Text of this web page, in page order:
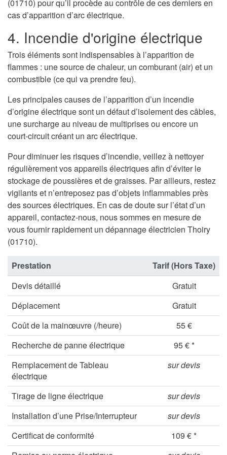
(01710) pour qu’il procède au contrôle de ces derniers en
cas d’apparition d’arc électrique.
4. Incendie d'origine électrique
Trois éléments sont indispensables à l’apparition de
flammes : une source de chaleur, un comburant (air) et un
combustible (ce qui va prendre feu).
Les principales causes de l’apparition d’un incendie
d’origine électrique sont un défaut d’isolement des câbles,
une surcharge au niveau de multiprises ou encore un
court-circuit créant un arc électrique.
Pour diminuer les risques d’incendie, veillez à nettoyer
régulièrement vos appareils électriques afin d’éviter le
stockage de poussières et de graisses. Par ailleurs, restez
vigilants et n’entreposez pas d’objets inflammables près
des sources électriques. En cas de doute sur l’état d’un
appareil, contactez-nous, nous sommes en mesure de
vous fournir rapidement un dépannage électricien Thoiry
(01710).
Prestation
Tarif (Hors Taxe)
Devis détaillé
Gratuit
Déplacement
Gratuit
Coût de la mainœuvre (/heure)
55 €
Recherche de panne électrique
95 € *
Remplacement de Tableau
électrique
sur devis
Tirage de ligne électrique
sur devis
Installation d’une Prise/Interrupteur
sur devis
Certificat de conformité
109 € *